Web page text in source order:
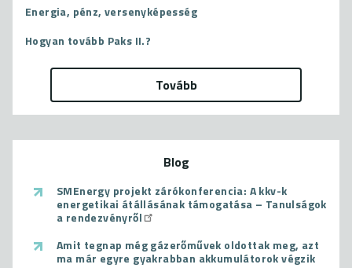
Energia, pénz, versenyképesség
Hogyan tovább Paks II.?
Tovább
Blog
SMEnergy projekt zárókonferencia: A kkv-k
energetikai átállásának támogatása – Tanulságok
a rendezvényről
Amit tegnap még gázerőművek oldottak meg, azt
ma már egyre gyakrabban akkumulátorok végzik